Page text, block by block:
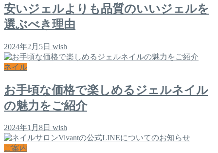
安いジェルよりも品質のいいジェルを
選ぶべき理由
2024年2月5日 wish
ネイル
お手頃な価格で楽しめるジェルネイル
の魅力をご紹介
2024年1月8日 wish
ご案内